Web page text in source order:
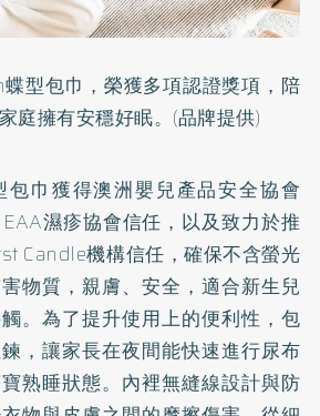
型包巾，榮獲多項認證獎項，陪
庭擁有安穩好眠。(品牌提供)
包巾獲得澳洲嬰兒產品安全協會
EAA濕疹協會信任，以及致力於推
Candle機構信任，確保不含螢光
物質，親膚、安全，適合新生兒
。為了提升使用上的便利性，包
，讓家長在夜間能快速進行尿布
熟睡狀態。內裡無縫線設計與防